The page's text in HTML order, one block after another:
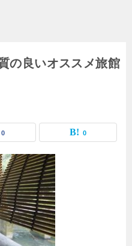
の良いオススメ旅館
0 0